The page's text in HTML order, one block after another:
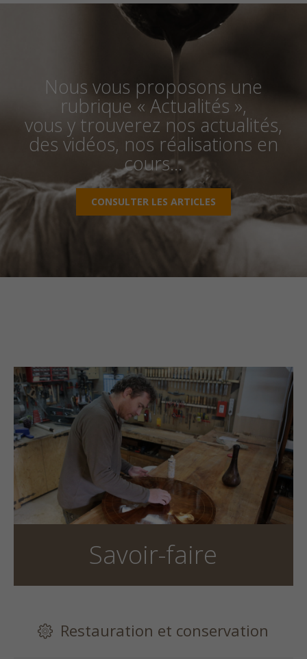
Nous vous proposons une
rubrique « Actualités »,
vous y trouverez nos actualités,
des vidéos, nos réalisations en
cours…
CONSULTER LES ARTICLES
Savoir-faire
Restauration et conservation